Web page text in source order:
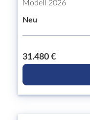
Modell 2026
Neu
31.480 €